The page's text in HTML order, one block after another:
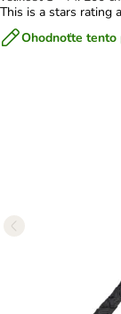
This is a stars rating
Ohodnoťte tento